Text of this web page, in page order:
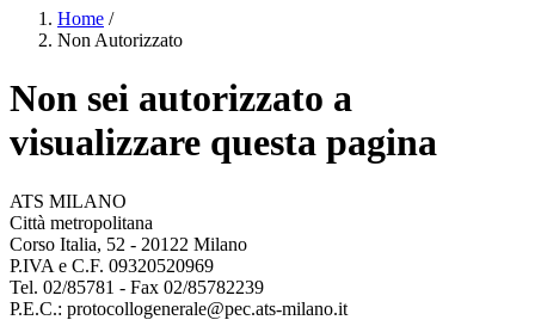
Home /
Non Autorizzato
Non sei autorizzato a
visualizzare questa pagina
ATS MILANO
Città metropolitana
Corso Italia, 52 - 20122 Milano
P.IVA e C.F. 09320520969
Tel. 02/85781 - Fax 02/85782239
P.E.C.: protocollogenerale@pec.ats-milano.it